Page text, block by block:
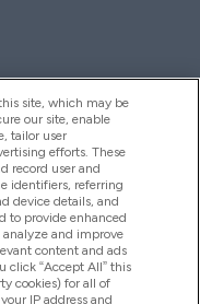
site, which may be
our site, enable
tailor user
efforts. These
record user and
identifiers, referring
device details, and
to provide enhanced
and improve
content and ads
click “Accept All” this
cookies) for all of
IP address and